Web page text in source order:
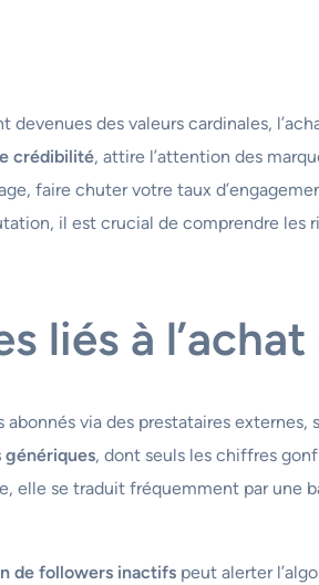
des valeurs cardinales,
crédibilité, attire l’attention des
faire chuter votre taux
il est crucial de comprendre les
liés à
via des prestataires
génériques, dont seuls les chiffres
elle se traduit fréquemment par une
de followers inactifspeut alerter